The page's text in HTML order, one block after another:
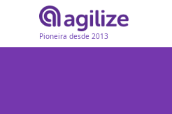
Pioneira desde 2013